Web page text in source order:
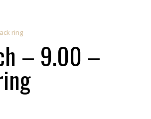
ring
– 9.00 –